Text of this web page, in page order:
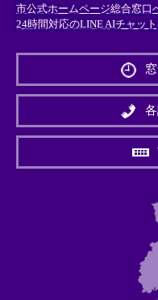
市公式ホームページ総合窓口
24時間対応のLINE AIチャッ
外
リ
ン
＞